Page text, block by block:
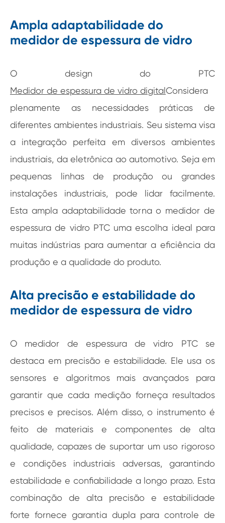
Ampla adaptabilidade do
medidor de espessura de vidro
O design do PTC
Medidor de espessura de vidro digitalConsidera
plenamente as necessidades práticas de
diferentes ambientes industriais. Seu sistema visa
a integração perfeita em diversos ambientes
industriais, da eletrônica ao automotivo. Seja em
pequenas linhas de produção ou grandes
instalações industriais, pode lidar facilmente.
Esta ampla adaptabilidade torna o medidor de
espessura de vidro PTC uma escolha ideal para
muitas indústrias para aumentar a eficiência da
produção e a qualidade do produto.
Alta precisão e estabilidade do
medidor de espessura de vidro
O medidor de espessura de vidro PTC se
destaca em precisão e estabilidade. Ele usa os
sensores e algoritmos mais avançados para
garantir que cada medição forneça resultados
precisos e precisos. Além disso, o instrumento é
feito de materiais e componentes de alta
qualidade, capazes de suportar um uso rigoroso
e condições industriais adversas, garantindo
estabilidade e confiabilidade a longo prazo. Esta
combinação de alta precisão e estabilidade
forte fornece garantia dupla para controle de